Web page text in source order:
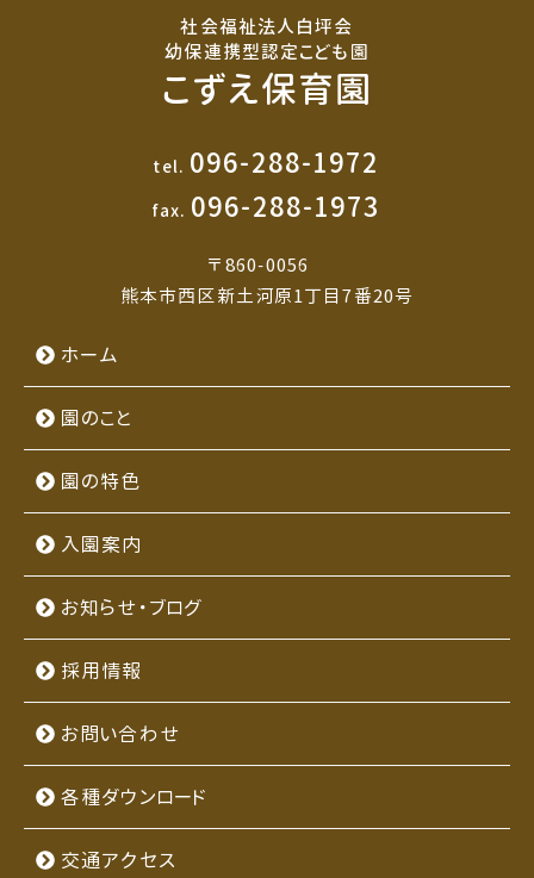
社会福祉法人白坪会
幼保連携型認定こども園
こずえ保育園
tel. 096-288-1972
fax. 096-288-1973
〒860-0056
熊本市西区新土河原1丁目7番20号
ホーム
園のこと
園の特色
入園案内
お知らせ・ブログ
採用情報
お問い合わせ
各種ダウンロード
交通アクセス